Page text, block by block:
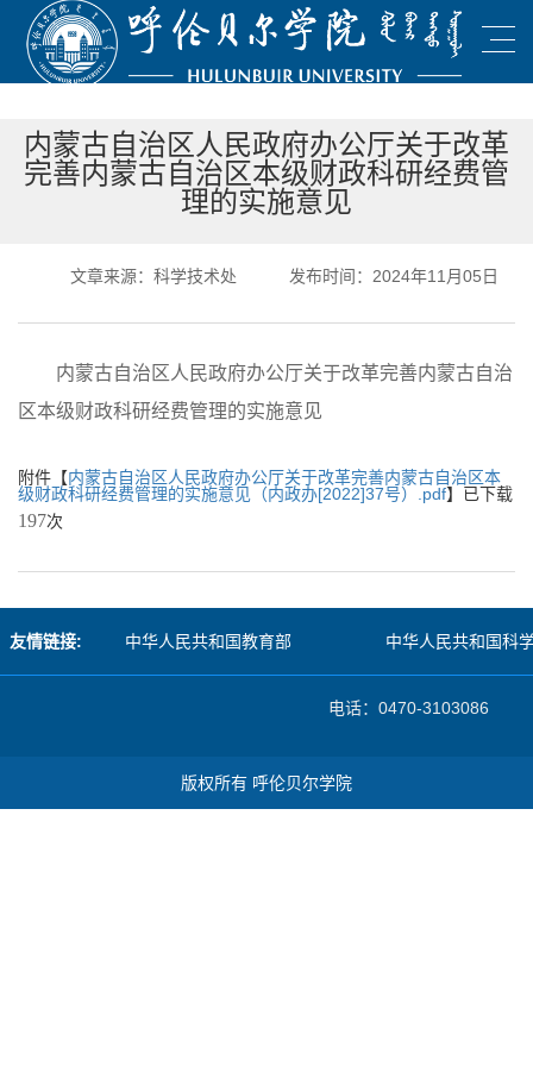
内蒙古自治区人民政府办公厅关于改革
完善内蒙古自治区本级财政科研经费管
理的实施意见
文章来源：科学技术处 发布时间：2024年11月05日
内蒙古自治区人民政府办公厅关于改革完善内蒙古自治
区本级财政科研经费管理的实施意见
附件【内蒙古自治区人民政府办公厅关于改革完善内蒙古自治区本
级财政科研经费管理的实施意见（内政办[2022]37号）.pdf】已下载
197次
友情链接: 中华人民共和国教育部 中华人民共和国科
电话：0470-3103086
版权所有 呼伦贝尔学院